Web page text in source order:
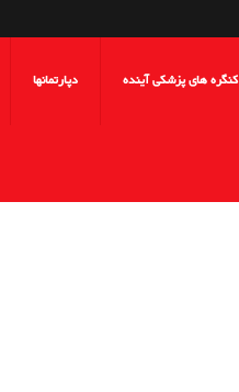
کنگره های پزشکی آینده دپارتمانها